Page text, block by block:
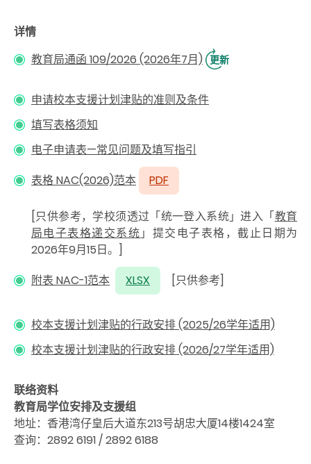
详情
教育局通函 109/2026 (2026年7月) 更新
申请校本支援计划津贴的准则及条件
填写表格须知
电子申请表—常见问题及填写指引
表格 NAC(2026)范本
PDF
[只供参考，学校须透过「统一登入系统」进入「教育
局电子表格递交系统 」提交电子表格，截止日期为
2026年9月15日。]
附表 NAC-1范本
XLSX [只供参考]
校本支援计划津贴的行政安排 (2025/26学年适用)
校本支援计划津贴的行政安排 (2026/27学年适用)
联络资料
教育局学位安排及支援组
地址：香港湾仔皇后大道东213号胡忠大厦14楼1424室
查询：2892 6191 / 2892 6188